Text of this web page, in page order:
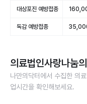
대상포진 예방접종
독감 예방접종
의료법인사랑나눔
나만의닥터에서 수집한 의
업시간을 확인해보세요.